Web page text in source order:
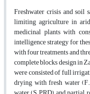
Freshwater crisis and
limiting agriculture in
medicinal plants with
intelligence strategy for
with four treatments and
complete blocks design in
were consisted of full
drying with fresh water